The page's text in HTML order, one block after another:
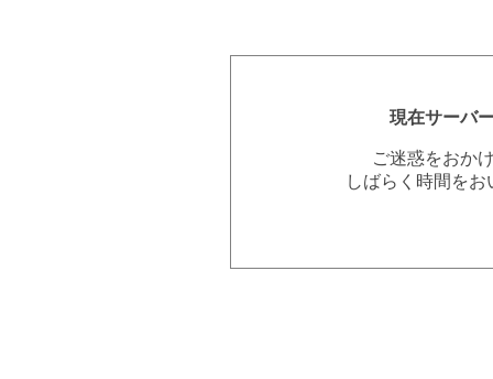
現在サーバ
ご迷惑をおか
しばらく時間を